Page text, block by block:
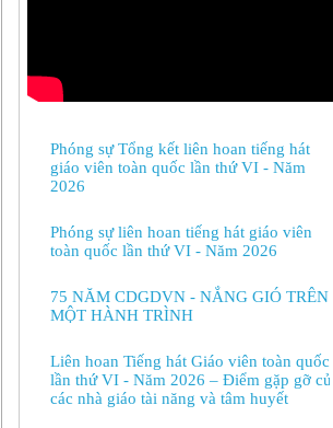
Phóng sự Tổng kết liên hoan tiếng hát
giáo viên toàn quốc lần thứ VI - Năm
2026
Phóng sự liên hoan tiếng hát giáo viên
toàn quốc lần thứ VI - Năm 2026
75 NĂM CDGDVN - NẮNG GIÓ TRÊN
MỘT HÀNH TRÌNH
Liên hoan Tiếng hát Giáo viên toàn quốc
lần thứ VI - Năm 2026 – Điểm gặp gỡ của
các nhà giáo tài năng và tâm huyết